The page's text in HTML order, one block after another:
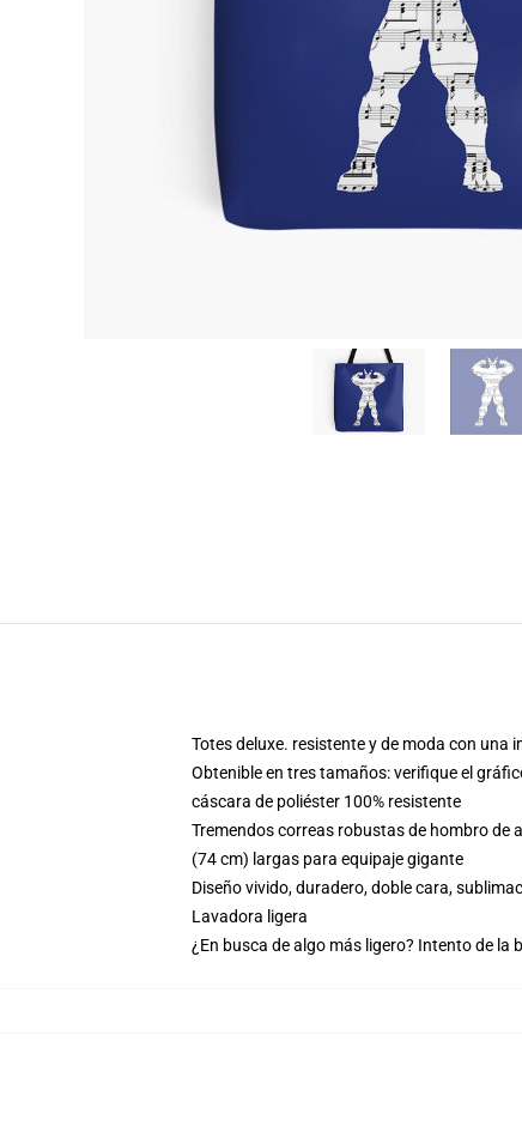
Totes deluxe. resistente y de moda con una
Obtenible en tres tamaños: verifique el
cáscara de poliéster 100% resistente
Tremendos correas robustas de hombro de
(74 cm) largas para equipaje gigante
Diseño vivido, duradero, doble cara,
Lavadora ligera
¿En busca de algo más ligero? Intento de la